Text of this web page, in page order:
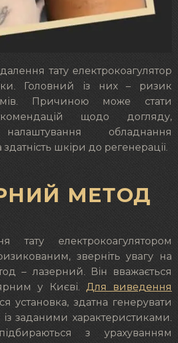
тату електрокоагулятор
Головний із них – ризик
Причиною може стати
щодо догляду,
обладнання
шкіри до регенерації.
МЕТОД
тату електрокоагулятором
зверніть увагу на
– лазерний. Він вважається
у Києві. Для виведення
установка, здатна генерувати
із заданими характеристиками.
з урахуванням